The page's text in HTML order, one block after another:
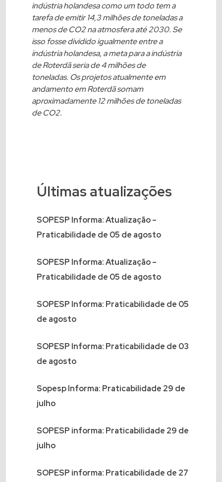
indústria holandesa como um todo tem a
tarefa de emitir 14,3 milhões de toneladas a
menos de CO2 na atmosfera até 2030. Se
isso fosse dividido igualmente entre a
indústria holandesa, a meta para a indústria
de Roterdã seria de 4 milhões de
toneladas. Os projetos atualmente em
andamento em Roterdã somam
aproximadamente 12 milhões de toneladas
de CO2.
Últimas atualizações
SOPESP Informa: Atualização –
Praticabilidade de 05 de agosto
SOPESP Informa: Atualização –
Praticabilidade de 05 de agosto
SOPESP Informa: Praticabilidade de 05
de agosto
SOPESP Informa: Praticabilidade de 03
de agosto
Sopesp Informa: Praticabilidade 29 de
julho
SOPESP informa: Praticabilidade 29 de
julho
SOPESP informa: Praticabilidade de 27